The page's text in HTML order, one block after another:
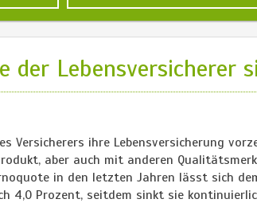
der Lebensversicherer
Versicherers ihre Lebensversicherung
aber auch mit anderen
in den letzten Jahren lässt sich
4,0 Prozent, seitdem sinkt sie